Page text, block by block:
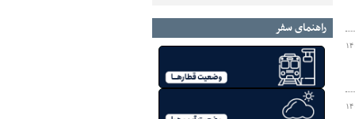
راهنمای سفر